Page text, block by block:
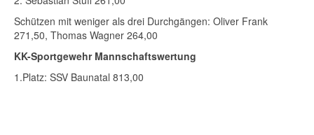
Schützen mit weniger als drei Durchgängen: Oliver Frank
271,50, Thomas Wagner 264,00
KK-Sportgewehr Mannschaftswertung
1.Platz: SSV Baunatal 813,00